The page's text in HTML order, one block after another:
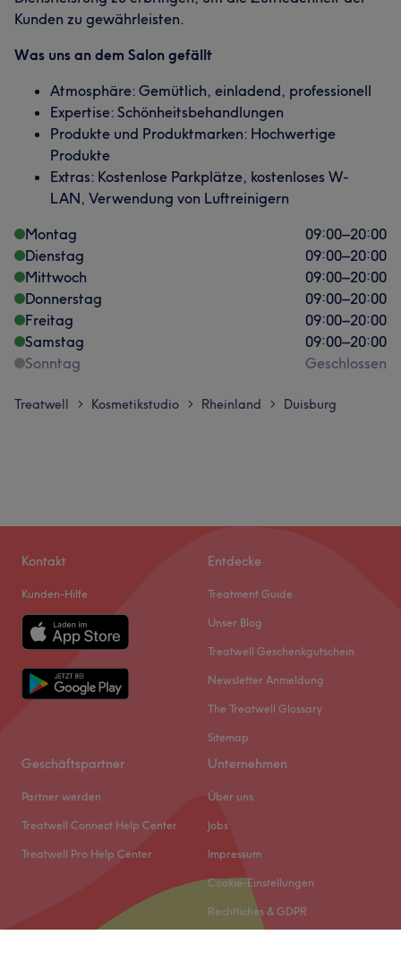
Kunden zu gewährleisten.
Was uns an dem Salon gefällt
Atmosphäre: Gemütlich, einladend, professionell
Expertise: Schönheitsbehandlungen
Produkte und Produktmarken: Hochwertige
Produkte
Extras: Kostenlose Parkplätze, kostenloses W-
LAN, Verwendung von Luftreinigern
Montag
09:00–20:00
Dienstag
09:00–20:00
Mittwoch
09:00–20:00
Donnerstag
09:00–20:00
Freitag
09:00–20:00
Samstag
09:00–20:00
Sonntag
Geschlossen
Treatwell > Kosmetikstudio > Rheinland > Duisburg
Kontakt
Kunden-Hilfe
Entdecke
Treatment Guide
Unser Blog
Treatwell Geschenkgutschein
Newsletter Anmeldung
The Treatwell Glossary
Sitemap
Geschäftspartner
Partner werden
Treatwell Connect Help Center
Treatwell Pro Help Center
Unternehmen
Über uns
Jobs
Impressum
Cookie-Einstellungen
Rechtliches & GDPR